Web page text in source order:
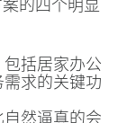
包括居家办公
求的关键功
然逼真的会